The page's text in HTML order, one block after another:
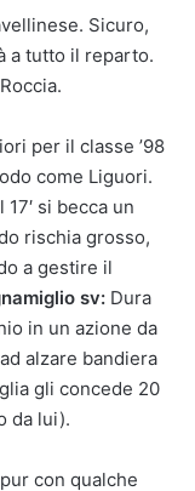
Sicuro,
a tutto il reparto.
per il classe ’98
come Liguori.
si becca un
rischia grosso,
a gestire il
sv: Dura
in un azione da
alzare bandiera
gli concede 20
da lui).
con qualche